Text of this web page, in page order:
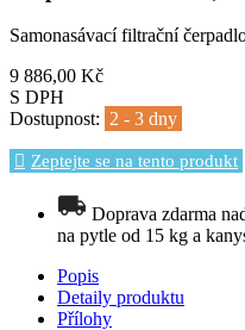
Samonasávací filtrační
9 886,00 Kč
S DPH
Dostupnost: 2 - 3 dny
Zeptejte se na tento produkt
Doprava zdarma
na pytle od 15 kg a
Popis
Detaily produktu
Přílohy